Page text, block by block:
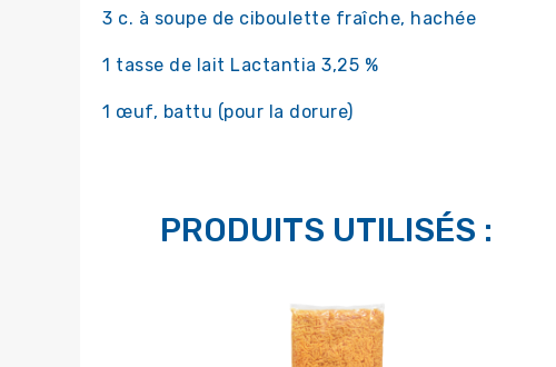
3 c. à soupe de ciboulette fraîche, hachée
1 tasse de lait Lactantia 3,25 %
1 œuf, battu (pour la dorure)
PRODUITS UTILISÉS :